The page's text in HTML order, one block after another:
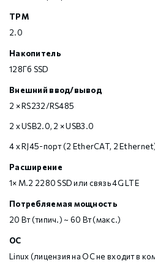
TPM
2.0
Накопитель
128Гб SSD
Внешний ввод/вывод
2 × RS232/RS485
2 х USB2.0, 2 × USB3.0
4 x RJ45-порт (2 EtherCAT, 2
Расширение
1× M.2 2280 SSD или связь 4G LTE
Потребляемая мощность
20 Вт (типич.) ~ 60 Вт (макс.)
OC
Linux (лицензия на ОС не входит в